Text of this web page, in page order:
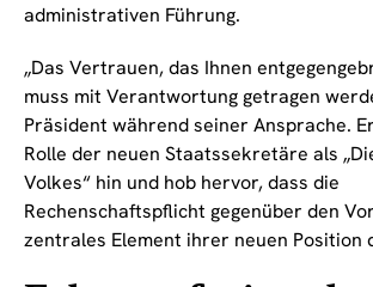
administrativen Führung.
„Das Vertrauen, das Ihnen
muss mit Verantwortung getragen
Präsident während seiner Ansprache.
Rolle der neuen Staatssekretäre als
Volkes“ hin und hob hervor, dass die
Rechenschaftspflicht gegenüber den
zentrales Element ihrer neuen Position